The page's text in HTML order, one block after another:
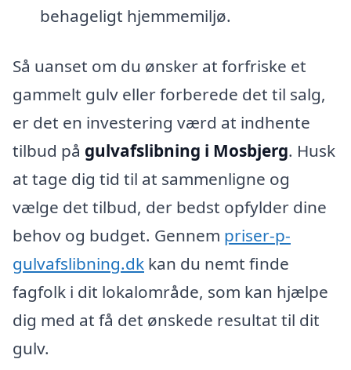
behageligt hjemmemiljø.
Så uanset om du ønsker at forfriske et
gammelt gulv eller forberede det til salg,
er det en investering værd at indhente
tilbud på gulvafslibning i Mosbjerg. Husk
at tage dig tid til at sammenligne og
vælge det tilbud, der bedst opfylder dine
behov og budget. Gennem priser-p-
gulvafslibning.dk kan du nemt finde
fagfolk i dit lokalområde, som kan hjælpe
dig med at få det ønskede resultat til dit
gulv.